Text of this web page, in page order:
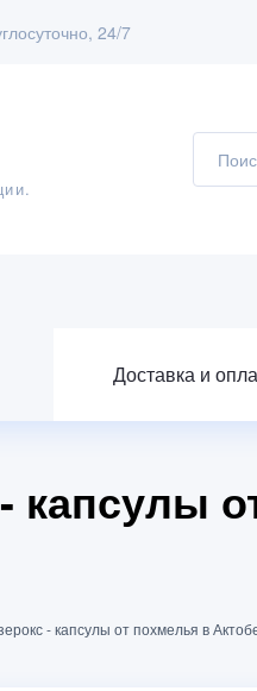
24/7
Доставка и
капсулы
- капсулы от похмелья в